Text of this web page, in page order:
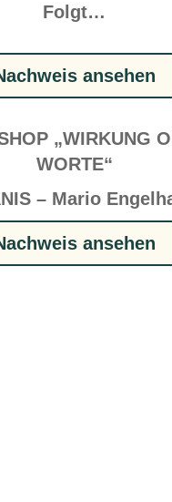
Folgt…
ansehen
„WIRKUNG
WORTE“
– Mario
ansehen